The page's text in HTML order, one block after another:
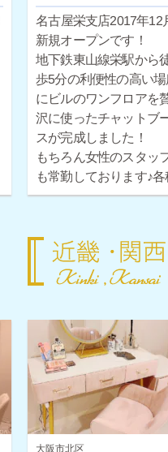
名古屋栄支店2017年12
新規オープンです！
地下鉄東山線栄駅から
歩5分の利便性の高い
にビルのワンフロアを
沢に使ったチャットブ
スが完成しました！
もちろん女性のスタッ
も常勤しております♪各
ボーナス・時給保証も
心してご応募ください
大阪市北区